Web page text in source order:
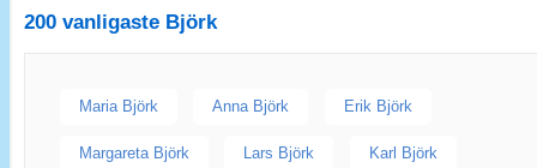
200 vanligaste Björk
Maria Björk Anna Björk Erik Björk
Margareta Björk Lars Björk Karl Björk